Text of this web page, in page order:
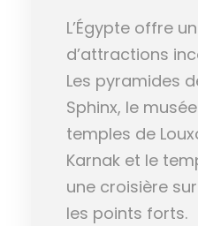
L’Égypte offre
d’attractions
Les pyramides
Sphinx, le
temples de
Karnak et le
une croisière
les points forts.